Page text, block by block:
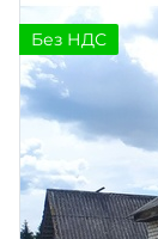
Без НДС